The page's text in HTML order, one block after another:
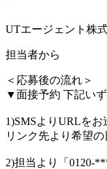
UTエージェント株
担当者から
＜応募後の流れ＞
▼面接予約 下記い
1)SMSよりURLをお
リンク先より希望の
2)担当より「0120-